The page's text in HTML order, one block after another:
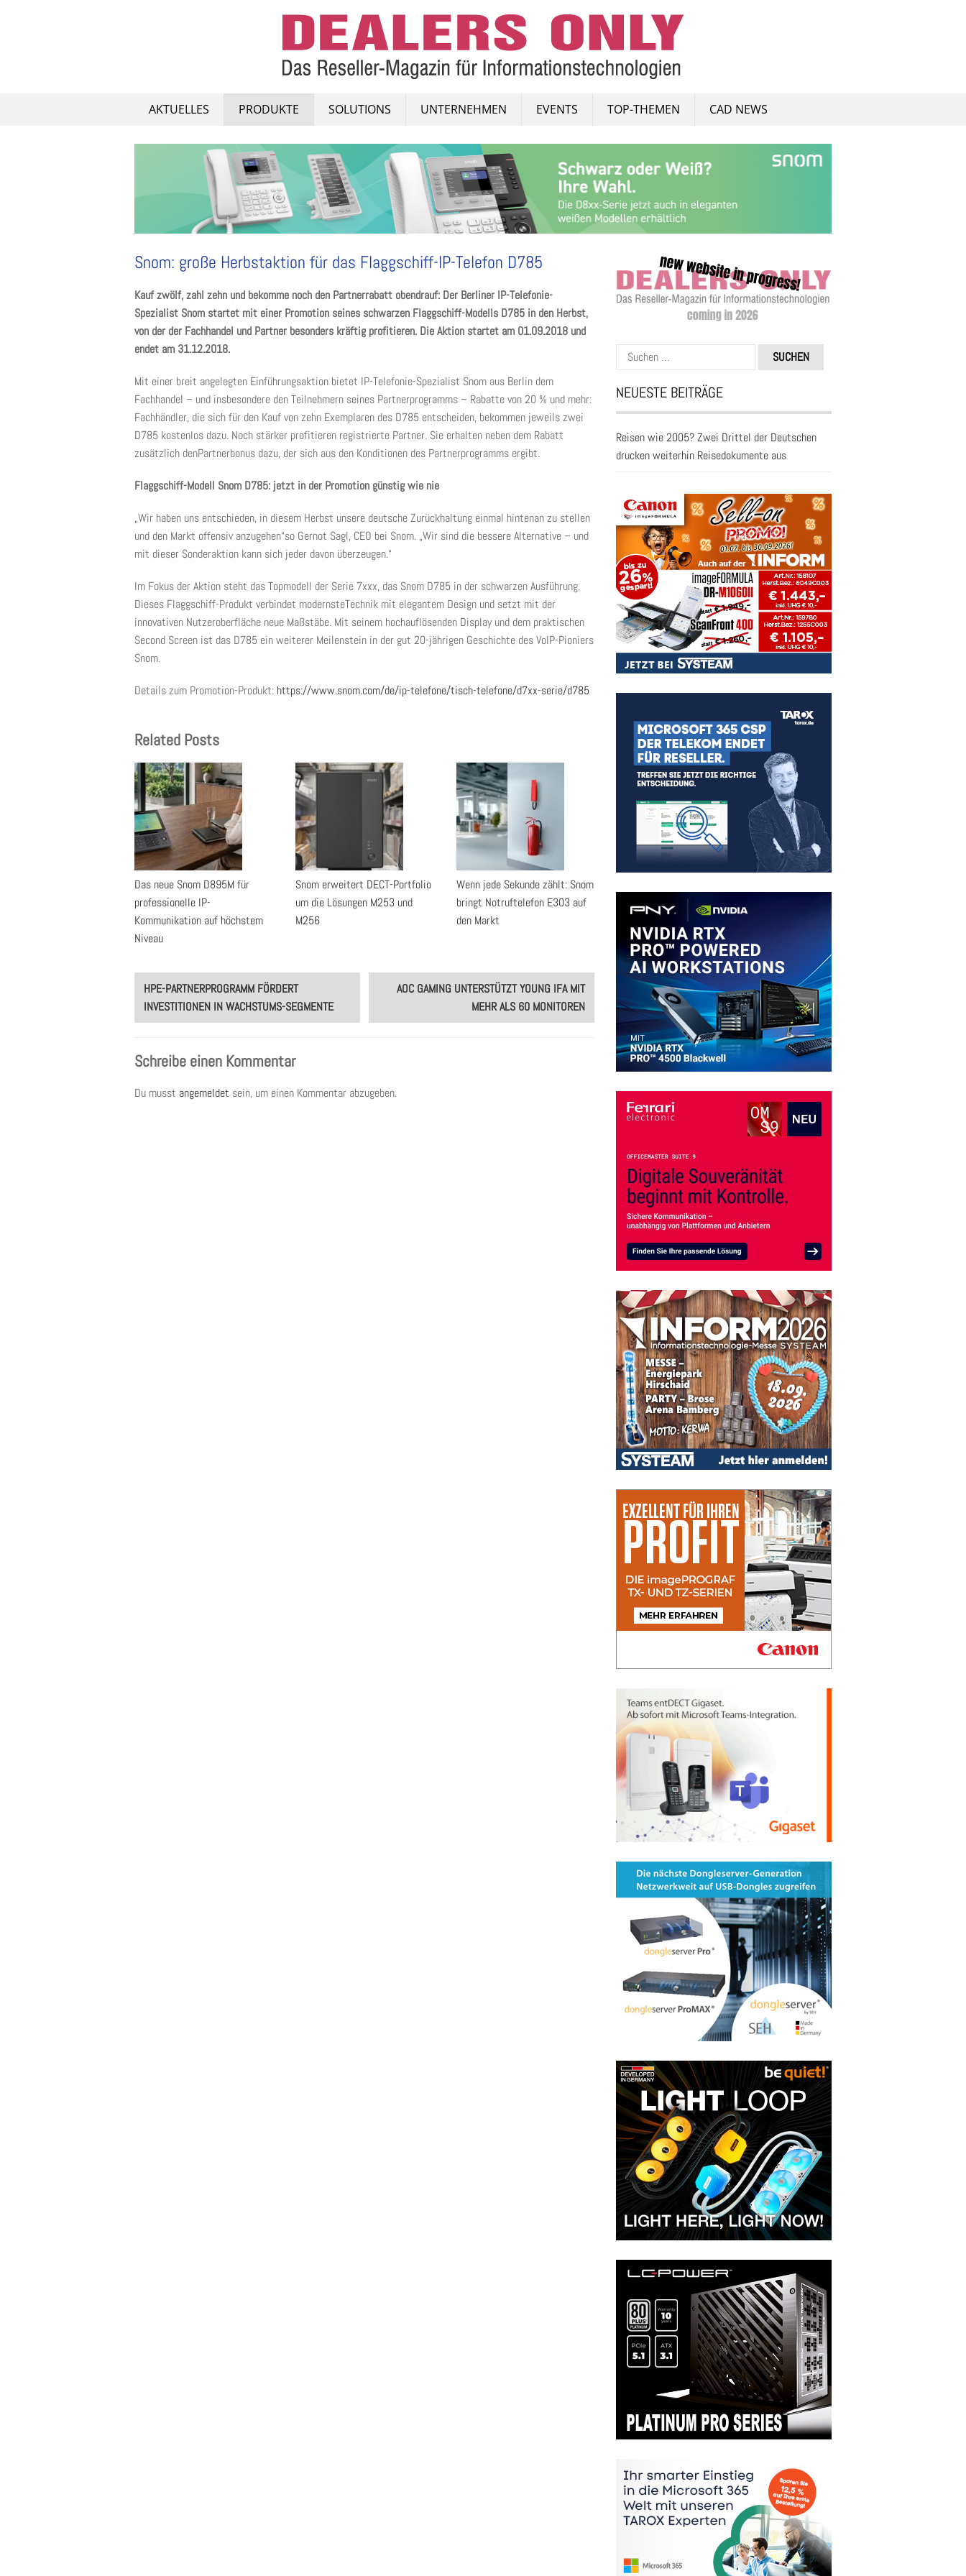
AKTUELLES PRODUKTE SOLUTIONS UNTERNEHMEN EVENTS TOP-THEMEN CAD NEWS
Snom: große Herbstaktion für das Flaggschiff-IP-Telefon D785
Kauf zwölf, zahl zehn und bekomme noch den Partnerrabatt obendrauf: Der Berliner IP-Telefonie-
Spezialist Snom startet mit einer Promotion seines schwarzen Flaggschiff-Modells D785 in den Herbst,
von der der Fachhandel und Partner besonders kräftig profitieren. Die Aktion startet am 01.09.2018 und
endet am 31.12.2018.
Mit einer breit angelegten Einführungsaktion bietet IP-Telefonie-Spezialist Snom aus Berlin dem
Fachhandel – und insbesondere den Teilnehmern seines Partnerprogramms – Rabatte von 20 % und mehr:
Fachhändler, die sich für den Kauf von zehn Exemplaren des D785 entscheiden, bekommen jeweils zwei
D785 kostenlos dazu. Noch stärker profitieren registrierte Partner. Sie erhalten neben dem Rabatt
zusätzlich denPartnerbonus dazu, der sich aus den Konditionen des Partnerprogramms ergibt.
Flaggschiff-Modell Snom D785: jetzt in der Promotion günstig wie nie
„Wir haben uns entschieden, in diesem Herbst unsere deutsche Zurückhaltung einmal hintenan zu stellen
und den Markt offensiv anzugehen“so Gernot Sagl, CEO bei Snom. „Wir sind die bessere Alternative – und
mit dieser Sonderaktion kann sich jeder davon überzeugen.“
Im Fokus der Aktion steht das Topmodell der Serie 7xxx, das Snom D785 in der schwarzen Ausführung.
Dieses Flaggschiff-Produkt verbindet modernsteTechnik mit elegantem Design und setzt mit der
innovativen Nutzeroberfläche neue Maßstäbe. Mit seinem hochauflösenden Display und dem praktischen
Second Screen ist das D785 ein weiterer Meilenstein in der gut 20-jährigen Geschichte des VoIP-Pioniers
Snom.
Details zum Promotion-Produkt: https://www.snom.com/de/ip-telefone/tisch-telefone/d7xx-serie/d785
Related Posts
Das neue Snom D895M für
professionelle IP-
Kommunikation auf höchstem
Niveau
Snom erweitert DECT-Portfolio
um die Lösungen M253 und
M256
Wenn jede Sekunde zählt: Snom
bringt Notruftelefon E303 auf
den Markt
Post
navigation
HPE-PARTNERPROGRAMM FÖRDERT
INVESTITIONEN IN WACHSTUMS-SEGMENTE
AOC GAMING UNTERSTÜTZT YOUNG IFA MIT
MEHR ALS 60 MONITOREN
Schreibe einen Kommentar
Du musst angemeldet sein, um einen Kommentar abzugeben.
Suchen
nach:
NEUESTE BEITRÄGE
Reisen wie 2005? Zwei Drittel der Deutschen
drucken weiterhin Reisedokumente aus